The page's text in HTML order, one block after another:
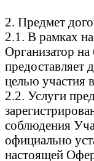
2. Предмет
2.1. В рамках
Организатор на
предоставляет
целью участия
2.2. Услуги
соблюдения
официально
настоящей